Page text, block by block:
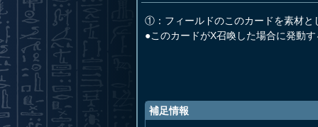
①：フィールドのこのカードを素材と
●このカードがX召喚した場合に発動
補足情報